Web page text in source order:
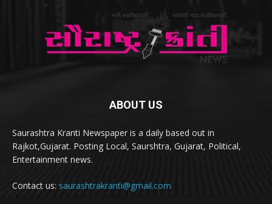
ABOUT US
Saurashtra Kranti Newspaper is a daily based out in
Rajkot,Gujarat. Posting Local, Saurshtra, Gujarat, Political,
Entertainment news.
Contact us: saurashtrakranti@gmail.com